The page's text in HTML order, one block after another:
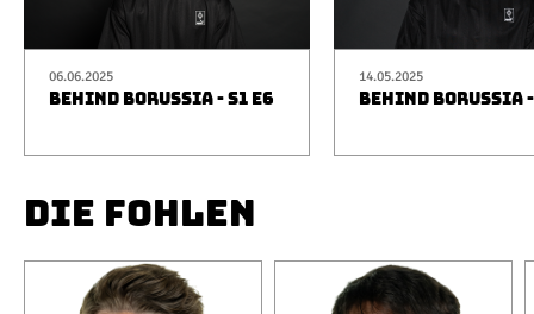
06.06.2025
BEHIND BORUSSIA - S1 E6
14.05.2025
BEHIND BORUSSIA
DIE FOHLEN